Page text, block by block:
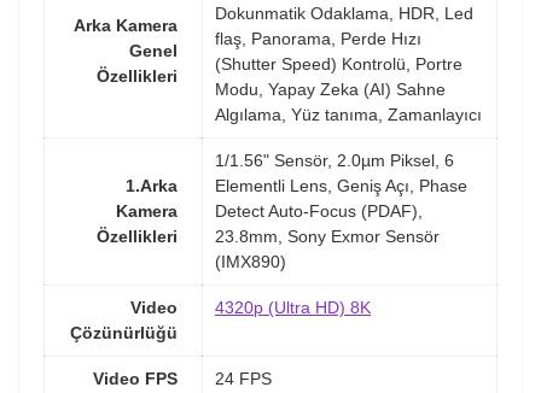
Arka Kamera
Genel
Özellikleri
Dokunmatik Odaklama, HDR, Led
flaş, Panorama, Perde Hızı
(Shutter Speed) Kontrolü, Portre
Modu, Yapay Zeka (AI) Sahne
Algılama, Yüz tanıma, Zamanlayıcı
1.Arka
Kamera
Özellikleri
1/1.56" Sensör, 2.0µm Piksel, 6
Elementli Lens, Geniş Açı, Phase
Detect Auto-Focus (PDAF),
23.8mm, Sony Exmor Sensör
(IMX890)
Video
Çözünürlüğü
4320p (Ultra HD) 8K
Video FPS
24 FPS